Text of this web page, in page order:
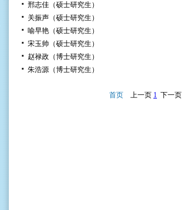
邢志佳（硕士研究生）
关振声（硕士研究生）
喻早艳（硕士研究生）
宋玉帅（硕士研究生）
赵禄政（博士研究生）
朱浩源（博士研究生）
首页 上一页 1 下一页